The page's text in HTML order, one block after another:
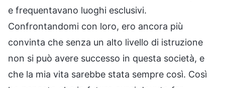
e frequentavano luoghi esclusivi.
Confrontandomi con loro, ero ancora più
convinta che senza un alto livello di istruzione
non si può avere successo in questa società, e
che la mia vita sarebbe stata sempre così. Così